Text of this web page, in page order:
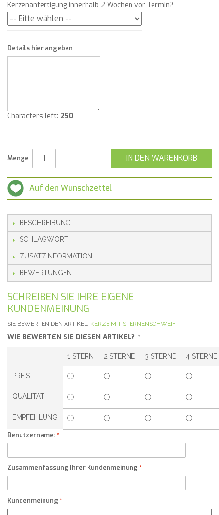
Kerzenanfertigung innerhalb 2 Wochen vor Termin?
Details hier angeben
Characters left: 250
Menge IN DEN WARENKORB
Auf den Wunschzettel
BESCHREIBUNG
SCHLAGWORT
ZUSATZINFORMATION
BEWERTUNGEN
SCHREIBEN SIE IHRE EIGENE
KUNDENMEINUNG
SIE BEWERTEN DEN ARTIKEL: KERZE MIT STERNENSCHWEIF
WIE BEWERTEN SIE DIESEN ARTIKEL? *
1 STERN 2 STERNE 3 STERNE 4 STERNE
PREIS
QUALITÄT
EMPFEHLUNG
Benutzername:
Zusammenfassung Ihrer Kundenmeinung
Kundenmeinung